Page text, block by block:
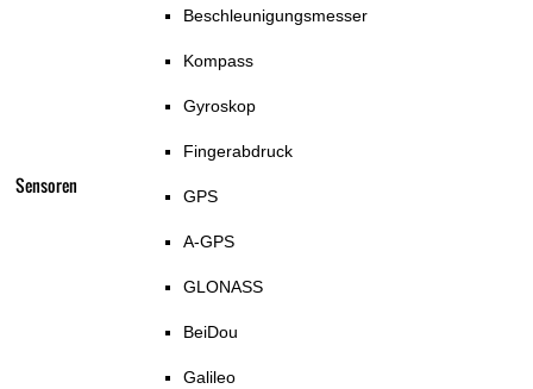
Sensoren
Beschleunigungsmesser
Kompass
Gyroskop
Fingerabdruck
GPS
A-GPS
GLONASS
BeiDou
Galileo